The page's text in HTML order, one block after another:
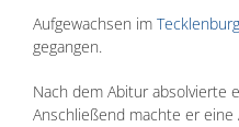
Aufgewachsen im
gegangen.
Nach dem Abitur absolvierte
Anschließend machte er eine